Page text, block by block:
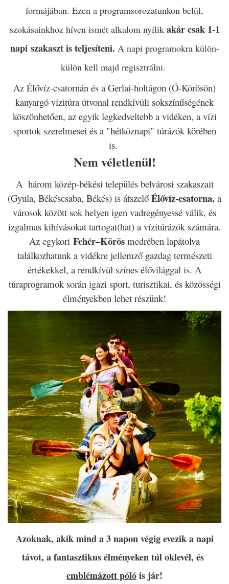
formájában. Ezen a programsorozatunkon belül,
szokásainkhoz híven ismét alkalom nyílikakár csak 1-1
napi szakaszt is teljesíteni. A napi programokra külön-
külön kell majd regisztrálni.
Az Élővíz-csatornán és a Gerlai-holtágon (Ó-Körösön)
kanyargó vízitúra útvonal rendkívüli sokszínűségének
köszönhetően, az egyik legkedveltebb a vidéken, a vízi
sportok szerelmesei és a "hétköznapi" túrázók körében
is.
Nem véletlenül!
A három közép-békési település belvárosi szakaszait
(Gyula, Békéscsaba, Békés) is átszelőÉlővíz-csatorna, a
városok között sok helyen igen vadregényessé válik, és
izgalmas kihívásokat tartogat(hat) a vízitúrázók számára.
Az egykori Fehér–Körös medrében lapátolva
találkozhatunk a vidékre jellemző gazdag természeti
értékekkel, a rendkívül színes élővilággal is. A
túraprogramok során igazi sport, turisztikai, és közösségi
élményekben lehet részünk!
Azoknak, akik mind a 3 napon végig evezik a napi
távot, a fantasztikus élményeken túl oklevél, és
emblémázott pólóis jár!